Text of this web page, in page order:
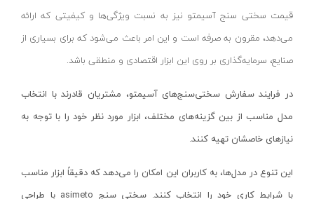
فن برقی
اینورتر جوشکاری
دستگاه جوش CO2
کابل جوشکاری
سرپیک برشکاری
میتوتویو- MITUTOYO
سوماک- SUMAKE
هانیکو- HANICO
پوتیان- PUTIAN
هیرو- HERO
سبز-نقره ای
صورتی
قهوه ای
نارنجی - سفید
آبی- مشکی- سفید
قرمز- طوسی
قیمت سختی سنج‌ آسیمتو نیز به نسبت ویژگی‌ها و کیفیتی که ارائه
می‌دهد، مقرون به صرفه است و این امر باعث می‌شود که برای بسیاری از
صنایع، سرمایه‌گذاری بر روی این ابزار اقتصادی و منطقی باشد.
در فرایند سفارش سختی‌سنج‌های آسیمتو، مشتریان قادرند با انتخاب
مدل مناسب از بین گزینه‌های مختلف، ابزار مورد نظر خود را با توجه به
نیازهای خاصشان تهیه کنند.
این تنوع در مدل‌ها، به کاربران این امکان را می‌دهد که دقیقاً ابزار مناسب
با شرایط کاری خود را انتخاب کنند. سختی سنج asimeto با طراحی